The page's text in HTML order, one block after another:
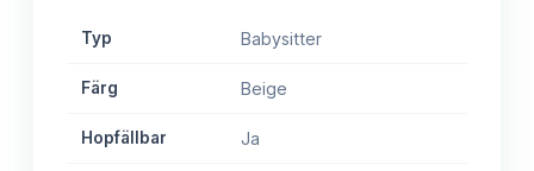
Typ Babysitter
Färg Beige
Hopfällbar Ja